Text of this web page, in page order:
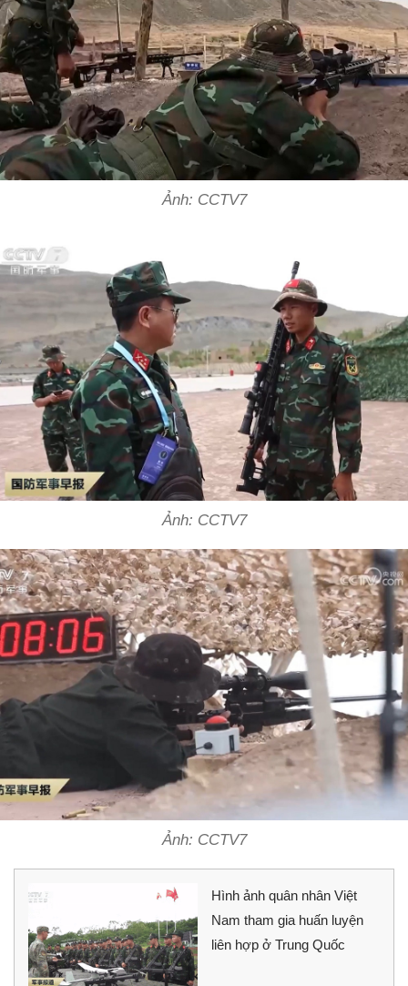
Ảnh: CCTV7
Ảnh: CCTV7
Ảnh: CCTV7
Hình ảnh quân nhân Việt
Nam tham gia huấn luyện
liên hợp ở Trung Quốc